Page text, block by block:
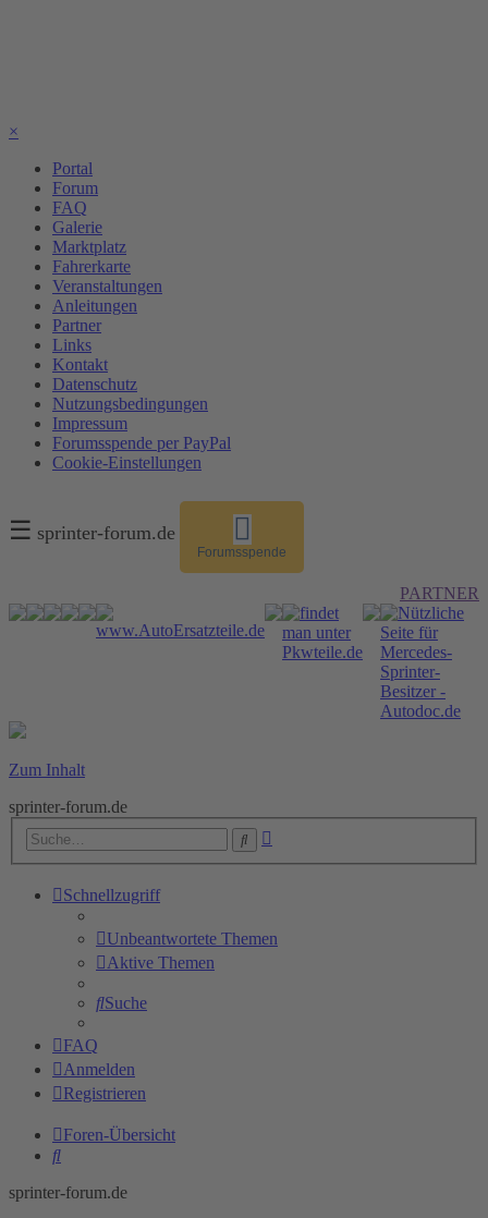
×
Portal
Forum
FAQ
Galerie
Marktplatz
Fahrerkarte
Veranstaltungen
Anleitungen
Partner
Links
Kontakt
Datenschutz
Nutzungsbedingungen
Impressum
Forumsspende per PayPal
Cookie-Einstellungen
☰ sprinter-forum.de
Forumsspende
PARTNER
Zum Inhalt
sprinter-forum.de
Suche
Schnellzugriff
Unbeantwortete Themen
Aktive Themen
Suche
FAQ
Anmelden
Registrieren
Foren-Übersicht
Suche
sprinter-forum.de